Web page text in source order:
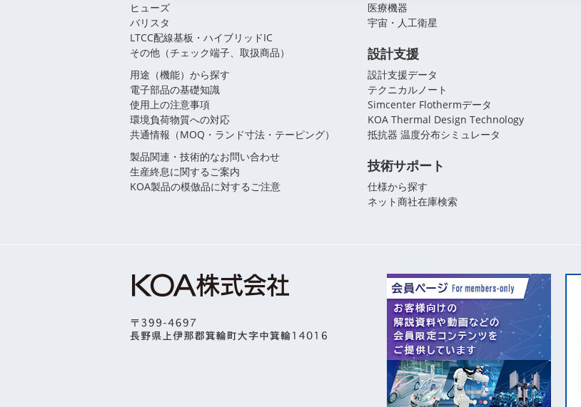
ヒューズ
バリスタ
LTCC配線基板・ハイブリッドIC
その他（チェック端子、取扱商品）
用途（機能）から探す
電子部品の基礎知識
使用上の注意事項
環境負荷物質への対応
共通情報（MOQ・ランド寸法・テーピング）
製品関連・技術的なお問い合わせ
生産終息に関するご案内
KOA製品の模倣品に対するご注意
医療機器
宇宙・人工衛星
設計支援
設計支援データ
テクニカルノート
Simcenter Flothermデータ
KOA Thermal Design Technology
抵抗器 温度分布シミュレータ
技術サポート
仕様から探す
ネット商社在庫検索